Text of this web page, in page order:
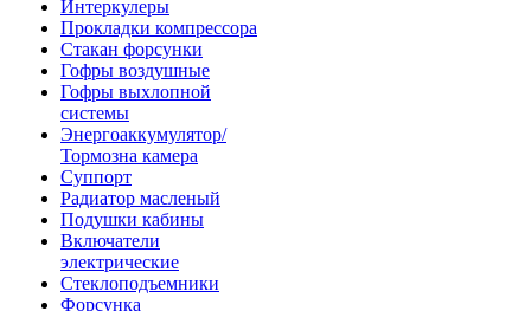
Интеркулеры
Прокладки компрессора
Стакан форсунки
Гофры воздушные
Гофры выхлопной
системы
Энергоаккумулятор/
Тормозна камера
Суппорт
Радиатор масленый
Подушки кабины
Включатели
электрические
Стеклоподъемники
Форсунка